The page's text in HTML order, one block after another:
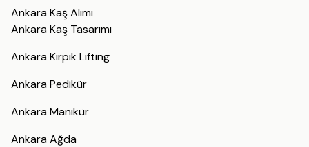
Ankara Kaş Alımı
Ankara Kaş Tasarımı
Ankara Kirpik Lifting
Ankara Pedikür
Ankara Manikür
Ankara Ağda